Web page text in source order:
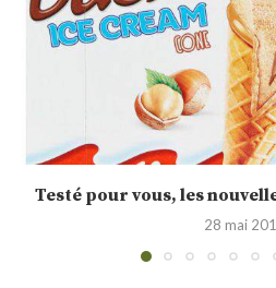
Calendrier de l’Avent
19 décembre